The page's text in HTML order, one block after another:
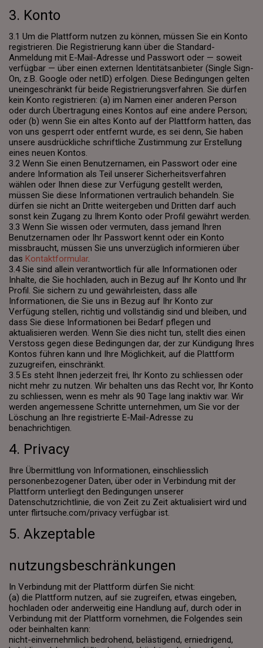
3. Konto
3.1 Um die Plattform nutzen zu können, müssen Sie ein Konto
registrieren. Die Registrierung kann über die Standard-
Anmeldung mit E-Mail-Adresse und Passwort oder — soweit
verfügbar — über einen externen Identitätsanbieter (Single Sign-
On, z.B. Google oder netID) erfolgen. Diese Bedingungen gelten
uneingeschränkt für beide Registrierungsverfahren. Sie dürfen
kein Konto registrieren: (a) im Namen einer anderen Person
oder durch Übertragung eines Kontos auf eine andere Person;
oder (b) wenn Sie ein altes Konto auf der Plattform hatten, das
von uns gesperrt oder entfernt wurde, es sei denn, Sie haben
unsere ausdrückliche schriftliche Zustimmung zur Erstellung
eines neuen Kontos.
3.2 Wenn Sie einen Benutzernamen, ein Passwort oder eine
andere Information als Teil unserer Sicherheitsverfahren
wählen oder Ihnen diese zur Verfügung gestellt werden,
müssen Sie diese Informationen vertraulich behandeln. Sie
dürfen sie nicht an Dritte weitergeben und Dritten darf auch
sonst kein Zugang zu Ihrem Konto oder Profil gewährt werden.
3.3 Wenn Sie wissen oder vermuten, dass jemand Ihren
Benutzernamen oder Ihr Passwort kennt oder ein Konto
missbraucht, müssen Sie uns unverzüglich informieren über
das Kontaktformular.
3.4 Sie sind allein verantwortlich für alle Informationen oder
Inhalte, die Sie hochladen, auch in Bezug auf Ihr Konto und Ihr
Profil. Sie sichern zu und gewährleisten, dass alle
Informationen, die Sie uns in Bezug auf Ihr Konto zur
Verfügung stellen, richtig und vollständig sind und bleiben, und
dass Sie diese Informationen bei Bedarf pflegen und
aktualisieren werden. Wenn Sie dies nicht tun, stellt dies einen
Verstoss gegen diese Bedingungen dar, der zur Kündigung Ihres
Kontos führen kann und Ihre Möglichkeit, auf die Plattform
zuzugreifen, einschränkt.
3.5 Es steht Ihnen jederzeit frei, Ihr Konto zu schliessen oder
nicht mehr zu nutzen. Wir behalten uns das Recht vor, Ihr Konto
zu schliessen, wenn es mehr als 90 Tage lang inaktiv war. Wir
werden angemessene Schritte unternehmen, um Sie vor der
Löschung an Ihre registrierte E-Mail-Adresse zu
benachrichtigen.
4. Privacy
Ihre Übermittlung von Informationen, einschliesslich
personenbezogener Daten, über oder in Verbindung mit der
Plattform unterliegt den Bedingungen unserer
Datenschutzrichtlinie, die von Zeit zu Zeit aktualisiert wird und
unter flirtsuche.com/privacy verfügbar ist.
5. Akzeptable
nutzungsbeschränkungen
In Verbindung mit der Plattform dürfen Sie nicht:
(a) die Plattform nutzen, auf sie zugreifen, etwas eingeben,
hochladen oder anderweitig eine Handlung auf, durch oder in
Verbindung mit der Plattform vornehmen, die Folgendes sein
oder beinhalten kann:
nicht-einvernehmlich bedrohend, belästigend, erniedrigend,